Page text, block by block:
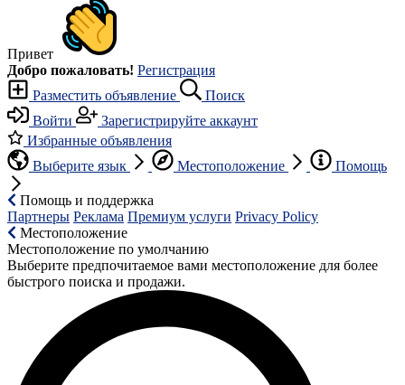
Привет
Добро пожаловать! Регистрация
Разместить объявление
Поиск
Войти
Зарегистрируйте аккаунт
Избранные объявления
Выберите язык
Местоположение Помощь
Помощь и поддержка
Партнеры Реклама Премиум услуги Privacy Policy
Местоположение
Местоположение по умолчанию
Выберите предпочитаемое вами местоположение для более
быстрого поиска и продажи.